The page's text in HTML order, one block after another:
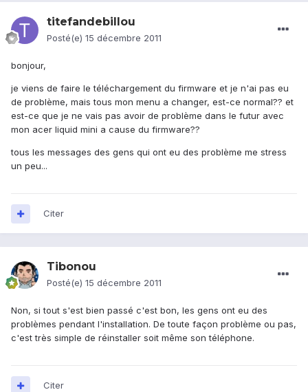
titefandebillou
Posté(e) 15 décembre 2011
bonjour,
je viens de faire le téléchargement du firmware et je n'ai pas eu
de problème, mais tous mon menu a changer, est-ce normal?? et
est-ce que je ne vais pas avoir de problème dans le futur avec
mon acer liquid mini a cause du firmware??
tous les messages des gens qui ont eu des problème me stress
un peu...
Citer
Tibonou
Posté(e) 15 décembre 2011
Non, si tout s'est bien passé c'est bon, les gens ont eu des
problèmes pendant l'installation. De toute façon problème ou pas,
c'est très simple de réinstaller soit même son téléphone.
Citer